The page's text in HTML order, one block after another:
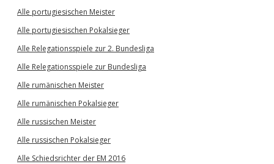
Alle portugiesischen Meister
Alle portugiesischen Pokalsieger
Alle Relegationsspiele zur 2. Bundesliga
Alle Relegationsspiele zur Bundesliga
Alle rumänischen Meister
Alle rumänischen Pokalsieger
Alle russischen Meister
Alle russischen Pokalsieger
Alle Schiedsrichter der EM 2016